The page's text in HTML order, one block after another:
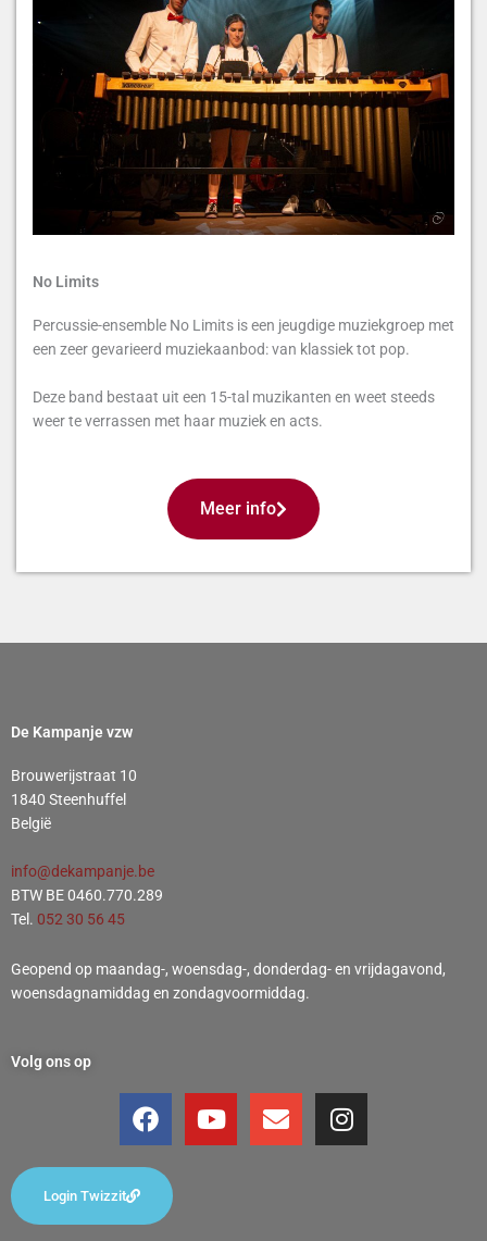
No Limits
Percussie-ensemble No Limits is een jeugdige muziekgroep met
een zeer gevarieerd muziekaanbod: van klassiek tot pop.
Deze band bestaat uit een 15-tal muzikanten en weet steeds
weer te verrassen met haar muziek en acts.
Meer info
De Kampanje vzw
Brouwerijstraat 10
1840 Steenhuffel
België
info@dekampanje.be
BTW BE 0460.770.289
Tel. 052 30 56 45
Geopend op maandag-, woensdag-, donderdag- en vrijdagavond,
woensdagnamiddag en zondagvoormiddag.
Volg ons op
F
a
c
e
o
Y
o
u
E
n
v
I
n
s
Login Twizzit